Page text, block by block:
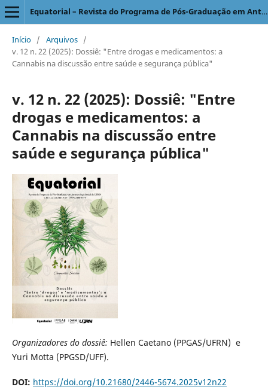
Equatorial – Revista do Programa de Pós-Graduação em Antropologia Social
Início / Arquivos /
v. 12 n. 22 (2025): Dossiê: "Entre drogas e medicamentos: a
Cannabis na discussão entre saúde e segurança pública"
v. 12 n. 22 (2025): Dossiê: "Entre
drogas e medicamentos: a
Cannabis na discussão entre
saúde e segurança pública"
Organizadores do dossiê: Hellen Caetano (PPGAS/UFRN) e
Yuri Motta (PPGSD/UFF).
DOI: https://doi.org/10.21680/2446-5674.2025v12n22